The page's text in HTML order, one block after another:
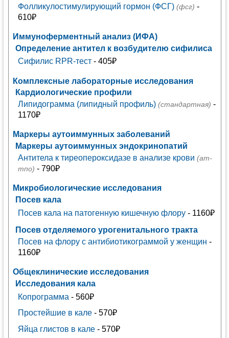
Фолликулостимулирующий гормон (ФСГ) (фсг) -
610₽
Иммуноферментный анализ (ИФА)
Определение антител к возбудителю сифилиса
Сифилис RPR-тест- 405₽
Комплексные лабораторные исследования
Кардиологические профили
Липидограмма (липидный профиль) (стандартная) -
1170₽
Маркеры аутоиммунных заболеваний
Маркеры аутоиммунных эндокринопатий
Антитела к тиреопероксидазе в анализе крови (ат-
тпо) - 790₽
Микробиологические исследования
Посев кала
Посев кала на патогенную кишечную флору- 1160₽
Посев отделяемого урогенитального тракта
Посев на флору с антибиотикограммой у женщин -
1160₽
Общеклинические исследования
Исследования кала
Копрограмма - 560₽
Простейшие в кале- 570₽
Яйца глистов в кале- 570₽